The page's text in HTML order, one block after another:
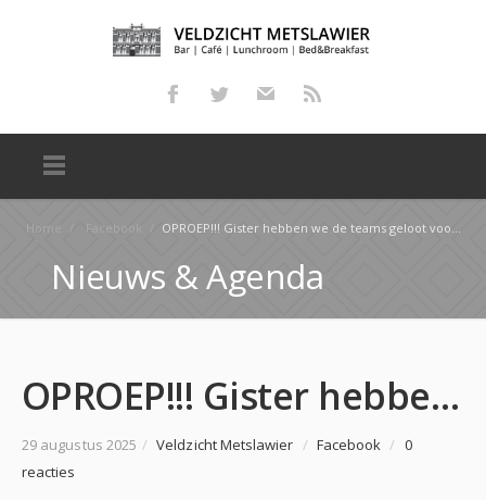
Home Facebook OPROEP!!! Gister hebben we de teams geloot voor het beachvolleybaltoernooi van morgen. We hebben 12…
Nieuws & Agenda
OPROEP!!! Gister hebben we de teams geloot voor het beachvolleybaltoernooi van morgen. We hebben 12…
29 augustus 2025 / Veldzicht Metslawier / Facebook / 0
reacties